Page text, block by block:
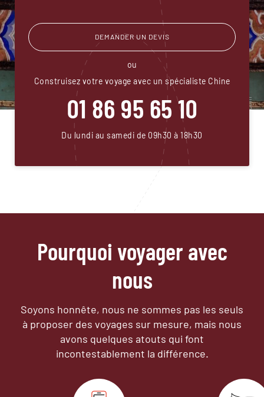
DEMANDER UN DEVIS
ou
Construisez votre voyage avec un spécialiste Chine
01 86 95 65 10
Du lundi au samedi de 09h30 à 18h30
Pourquoi voyager avec
nous
Soyons honnête, nous ne sommes pas les seuls
à proposer des voyages sur mesure, mais nous
avons quelques atouts qui font
incontestablement la différence.